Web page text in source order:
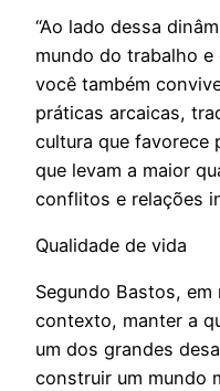
“Ao lado dessa
mundo do trabalho
você também
práticas arcaicas,
cultura que favorece
que levam a maior
conflitos e relações
Qualidade de vida
Segundo Bastos,
contexto, manter a
um dos grandes
construir um mundo